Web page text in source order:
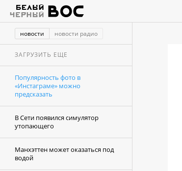
новости новости радио
ЗАГРУЗИТЬ ЕЩЕ
Популярность фото в
«Инстаграме» можно
предсказать
В Сети появился симулятор
утопающего
Манхэттен может оказаться под
водой